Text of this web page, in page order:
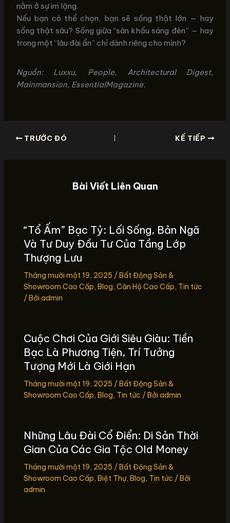
nằm ở sự im lặng.
Nếu bạn có thể chọn, bạn sẽ sống thật lớn — hay
sống thật sâu? Sống giữa “sân khấu sáng đèn” — hay
trong một “lâu đài ẩn” chỉ dành riêng cho mình?
Nguồn: Luxxu, People, Architectural Digest,
Mainmansion, EssentialMagazine.
TRƯỚC ĐÓ KẾ TIẾP
Bài Viết Liên Quan
“Tổ Ấm” Bạc Tỷ: Lối Sống, Bản Ngã
Và Tư Duy Đầu Tư Của Tầng Lớp
Thượng Lưu
Tháng mười một 19, 2025 /Bất Động Sản &
Showroom Cao Cấp, Blog, Căn Hộ Cao Cấp, Tin tức
/ Bởi admin
Cuộc Chơi Của Giới Siêu Giàu: Tiền
Bạc Là Phương Tiện, Trí Tưởng
Tượng Mới Là Giới Hạn
Tháng mười một 19, 2025 /Bất Động Sản &
Showroom Cao Cấp, Blog, Tin tức / Bởi admin
Những Lâu Đài Cổ Điển: Di Sản Thời
Gian Của Các Gia Tộc Old Money
Tháng mười một 19, 2025 /Bất Động Sản &
Showroom Cao Cấp, Biệt Thự, Blog, Tin tức / Bởi
admin